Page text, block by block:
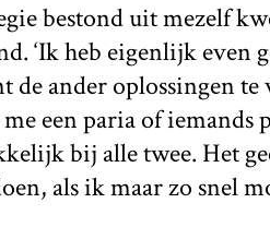
bestond uit mezelf
‘Ik heb eigenlijk even
de ander oplossingen
me een paria of
bij alle twee. Het
als ik maar zo snel